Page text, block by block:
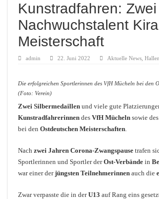
Kunstradfahren:
Nachwuchstalent
Meisterschaft
admin 22. Juni 2022 Aktuelle News,
Die erfolgreichen Sportlerinnen des VfH Mücheln bei den
(Foto: Verein)
Zwei Silbermedaillenund viele gute
Kunstradfahrerinnendes VfH Müchelnsowie des
bei den Ostdeutschen Meisterschaften.
Nach zwei Jahren Corona-Zwangspausetrafen
Sportlerinnen und Sportler derOst-Verbändein
war einer derjüngsten Teilnehmerinnenauch die
Zwar verpasste die in derU13 auf Rang eins